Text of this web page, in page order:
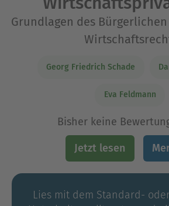
Grundlagen des
Georg Friedrich Schade
Eva Feldmann
Bisher keine
Jetzt lesen
Lies mit dem Standard-